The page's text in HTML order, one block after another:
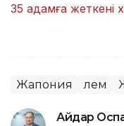
35 адамға жеткені
Жапония Әлем
Айдар